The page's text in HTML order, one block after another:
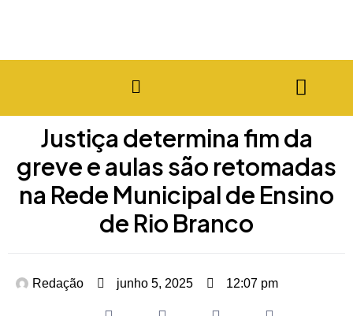
Justiça determina fim da
greve e aulas são retomadas
na Rede Municipal de Ensino
de Rio Branco
Redação junho 5, 2025 12:07 pm